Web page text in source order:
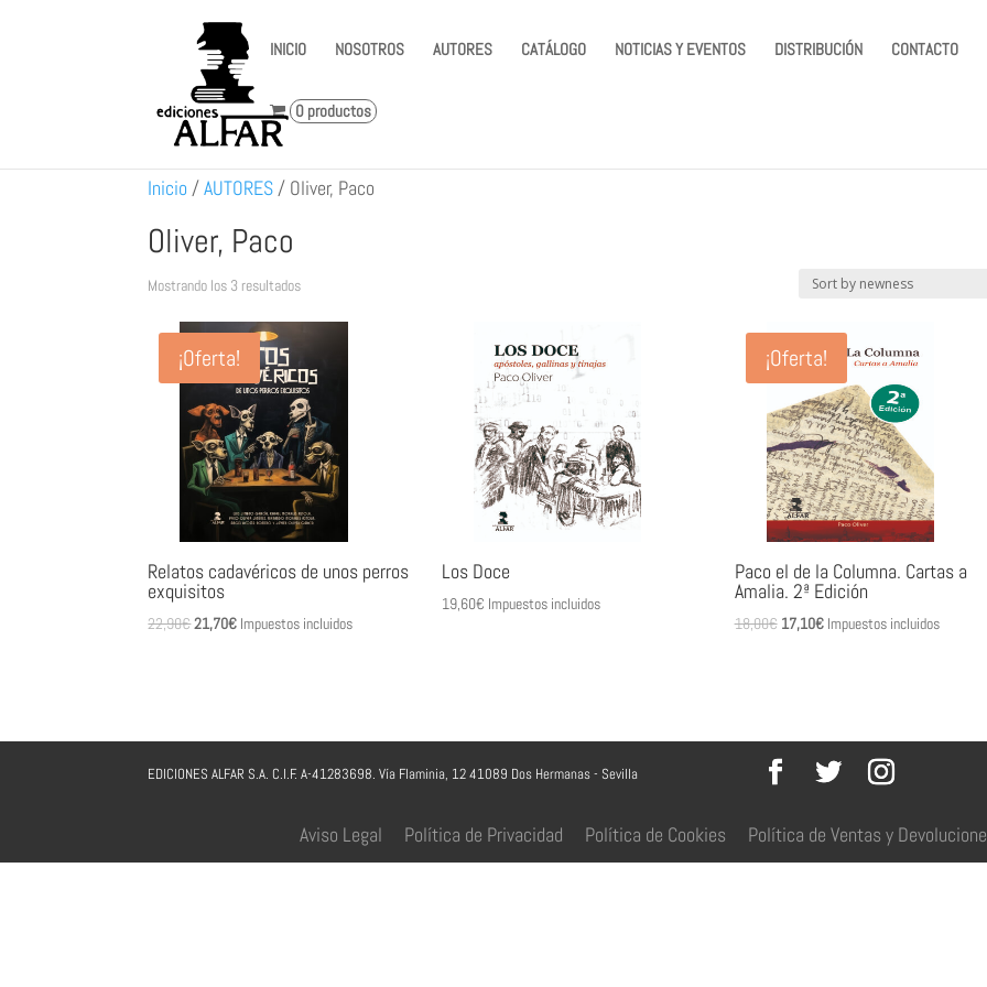
INICIO NOSOTROS AUTORES CATÁLOGO NOTICIAS Y EVENTOS DISTRIBUCIÓN CONTACTO
0 productos
Inicio /AUTORES / Oliver, Paco
Oliver, Paco
Mostrando los 3 resultadosOrdenado
por
últimos
¡Oferta!
Relatos cadavéricos de unos perros
exquisitos
22,90€El
21,70€ElImpuestos incluidos
Los Doce
19,60€ Impuestos incluidos
¡Oferta!
Paco el de la Columna. Cartas a
Amalia. 2ª Edición
18,00€ El
17,10€ElImpuestos incluidos
EDICIONES ALFAR S.A. C.I.F. A-41283698. Vía Flaminia, 12 41089 Dos Hermanas - Sevilla
Aviso Legal Política de Privacidad Política de Cookies Política de Ventas y